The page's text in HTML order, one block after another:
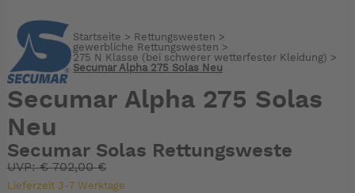
Startseite > Rettungswesten >
gewerbliche Rettungswesten >
275 N Klasse (bei schwerer wetterfester Kleidung) >
Secumar Alpha 275 Solas Neu
Secumar Alpha 275 Solas
Neu
Secumar Solas Rettungsweste
UVP:€702,00 €
Lieferzeit 3-7 Werktage